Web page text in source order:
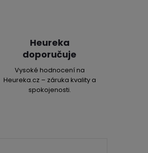
Heureka
doporučuje
Vysoké hodnocení na
Heureka.cz – záruka kvality a
spokojenosti.